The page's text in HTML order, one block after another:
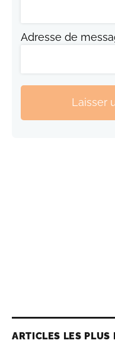
Adresse de
Laisser
ARTICLES LES PLUS